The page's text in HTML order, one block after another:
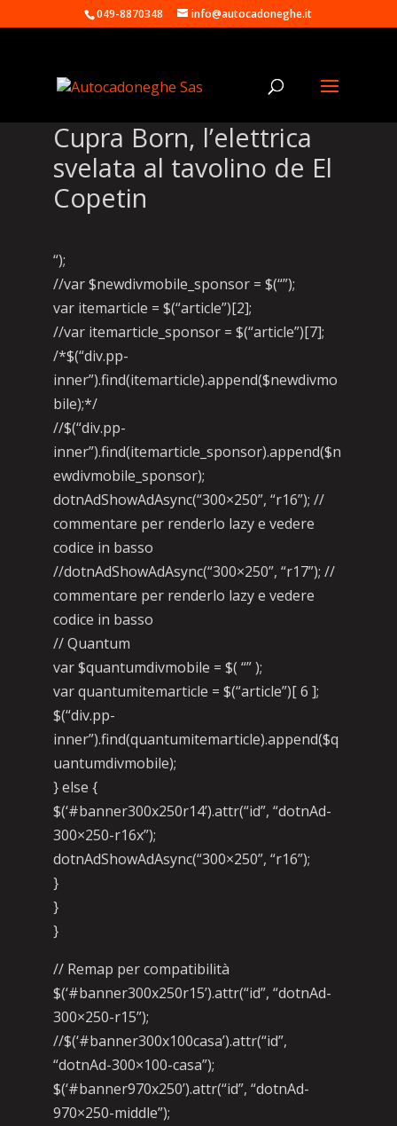
049-8870348 info@autocadoneghe.it
Cupra Born, l’elettrica
svelata al tavolino de El
Copetin
“);
//var $newdivmobile_sponsor = $(“”);
var itemarticle = $(“article”)[2];
//var itemarticle_sponsor = $(“article”)[7];
/*$(“div.pp-
inner”).find(itemarticle).append($newdivmo
bile);*/
//$(“div.pp-
inner”).find(itemarticle_sponsor).append($n
ewdivmobile_sponsor);
dotnAdShowAdAsync(“300×250”, “r16”); //
commentare per renderlo lazy e vedere
codice in basso
//dotnAdShowAdAsync(“300×250”, “r17”); //
commentare per renderlo lazy e vedere
codice in basso
// Quantum
var $quantumdivmobile = $( “” );
var quantumitemarticle = $(“article”)[ 6 ];
$(“div.pp-
inner”).find(quantumitemarticle).append($q
uantumdivmobile);
} else {
$(‘#banner300x250r14’).attr(“id”, “dotnAd-
300×250-r16x”);
dotnAdShowAdAsync(“300×250”, “r16”);
}
}
}
// Remap per compatibilità
$(‘#banner300x250r15’).attr(“id”, “dotnAd-
300×250-r15”);
//$(‘#banner300x100casa’).attr(“id”,
“dotnAd-300×100-casa”);
$(‘#banner970x250’).attr(“id”, “dotnAd-
970×250-middle”);